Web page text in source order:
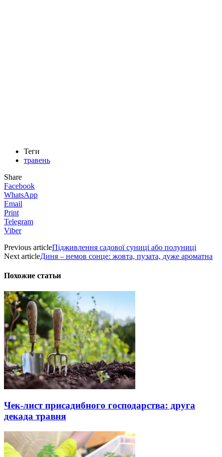
Теги
травень
Share
Facebook
WhatsApp
Email
Print
Telegram
Viber
Previous articleПідживлення садової суниці або полуниці
Next articleДиня – немов сонце: жовта, пузата, дуже ароматна
Похожие статьи
Чек-лист присадибного господарства: друга
декада травня